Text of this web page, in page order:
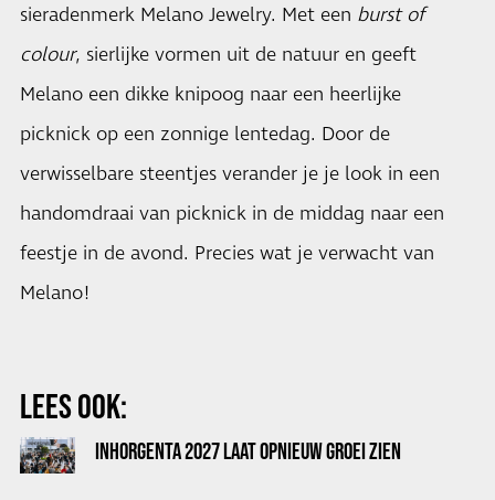
sieradenmerk Melano Jewelry. Met een burst of
colour, sierlijke vormen uit de natuur en geeft
Melano een dikke knipoog naar een heerlijke
picknick op een zonnige lentedag. Door de
verwisselbare steentjes verander je je look in een
handomdraai van picknick in de middag naar een
feestje in de avond. Precies wat je verwacht van
Melano!
LEES OOK:
INHORGENTA 2027 LAAT OPNIEUW GROEI ZIEN